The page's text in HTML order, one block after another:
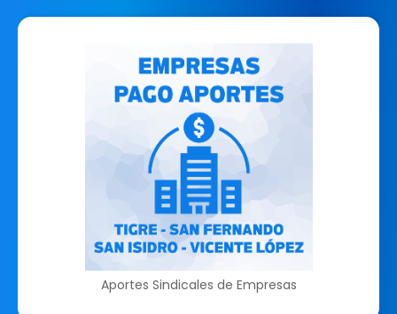
Aportes Sindicales de Empresas